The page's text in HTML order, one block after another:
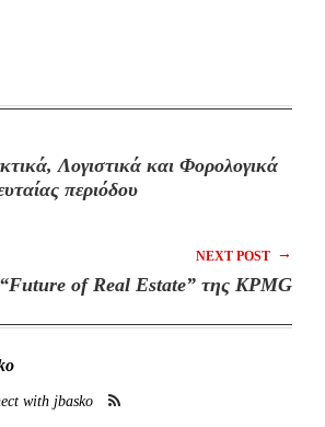
Λογιστικά και Φορολογικά
περιόδου
NEXT POST →
of Real Estate” της KPMG
with jbasko